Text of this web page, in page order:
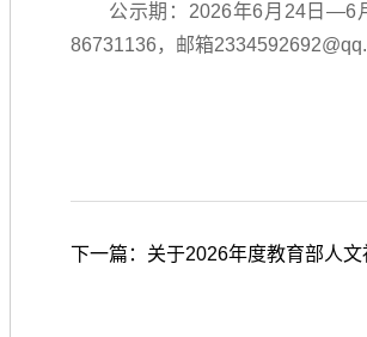
公示期：2026年6月24日—6
86731136，邮箱
下一篇： 关于2026年度教育部人